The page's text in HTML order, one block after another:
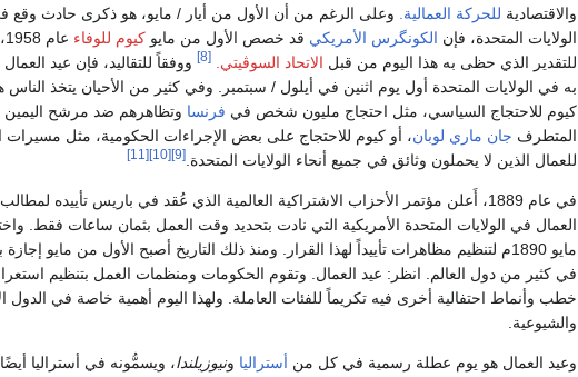
والاقتصادية للحركة العمالية.
وعلى الرغم من أن الأول من أيار / مايو، هو ذكرى حادث وقع
الولايات المتحدة، فإن الكونگرس الأمريكي قد خصص الأول من مايو كيوم للوفاء
للتقدير الذي حظى به هذا اليوم من قبل الاتحاد السوڤيتي. [8]
ووفقاً للتقاليد، فإن عيد
به في الولايات المتحدة أول يوم اثنين في أيلول / سبتمبر. وفي كثير من الأحيان يتخذ الناس
كيوم للاحتجاج السياسي، مثل احتجاج مليون شخص في فرنسا وتظاهرهم ضد مرشح اليمين
المتطرف جان ماري لوبان، أو كيوم للاحتجاج على بعض الإجراءات الحكومية، مثل مسيرات
للعمال الذين لا يحملون وثائق في جميع أنحاء الولايات المتحدة. [9]
[10]
[11]
في عام 1889، أَعلن مؤتمر الأحزاب الاشتراكية العالمية الذي عُقد في باريس تأييده
العمال في الولايات المتحدة الأمريكية التي نادت بتحديد وقت العمل بثمان ساعات فقط.
مايو 1890م لتنظيم مظاهرات تأييداً لهذا القرار. ومنذ ذلك التاريخ أصبح الأول من مايو
في كثير من دول العالم. انظر: عيد العمال. وتقوم الحكومات ومنظمات العمل بتنظيم
خطب وأنماط احتفالية أخرى فيه تكريماً للفئات العاملة. ولهذا اليوم أهمية خاصة في الدول
والشيوعية.
وعيد العمال هو يوم عطلة رسمية في كل من أستراليا ونيوزيلندا، ويسمُّونه في أستراليا